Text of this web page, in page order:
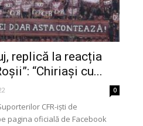
replică la reacția
“Chiriași cu...
0
CFR-iști de
pagina oficială de Facebook